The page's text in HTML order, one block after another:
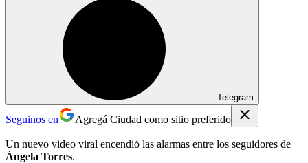
Telegram
Seguinos en Agregá Ciudad como sitio preferido
Un nuevo video viral encendió las alarmas entre los seguidores de
Ángela Torres.